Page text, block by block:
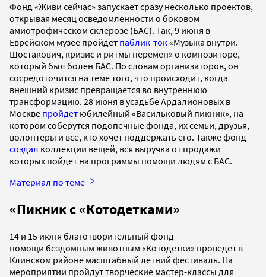
Фонд «Живи сейчас» запускает сразу несколько проектов,
открывая месяц осведомленности о боковом
амиотрофическом склерозе (БАС). Так, 9 июня в
Еврейском музее пройдет паблик-ток«Музыка внутри.
Шостакович, кризис и ритмы перемен» о композиторе,
который был болен БАС. По словам организаторов, он
сосредоточится на теме того, что происходит, когда
внешний кризис превращается во внутреннюю
трансформацию. 28 июня в усадьбе Ардалионовых в
Москве пройдет юбилейный «Васильковый пикник», на
котором соберутся подопечные фонда, их семьи, друзья,
волонтеры и все, кто хочет поддержать его. Также фонд
создал коллекции вещей, вся выручка от продажи
которых пойдет на программы помощи людям с БАС.
Материал по теме
«Пикник с «Котодетками»
14 и 15 июня благотворительный фонд
помощи бездомным животным «Котодетки» проведет в
Клинском районе масштабный летний фестиваль. На
мероприятии пройдут творческие мастер-классы для